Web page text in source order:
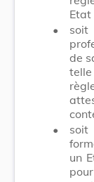
Etat
•
soit
de
•
soit
un